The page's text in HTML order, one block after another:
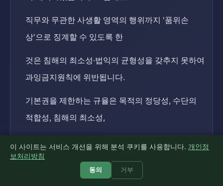
직무와 무관한 사생활 영역의 행위까지 '품위손
상'으로 징계할 수 있도록 한
것은 침해의 최소성·법익의 균형성을 갖추지 못하여
과잉금지원칙에 위반됩니다.
기본권을 제한하는 규율은 목적의 정당성, 수단의
적합성, 침해의 최소성,
성실한 직무수행과 그에 대한
신뢰 확보라는 목적의 정당성은 인정될 수 있습니
이 사이트는 서비스 개선을 위해 분석 쿠키를 사용합니다. 개인정
보처리방침
동의 거부